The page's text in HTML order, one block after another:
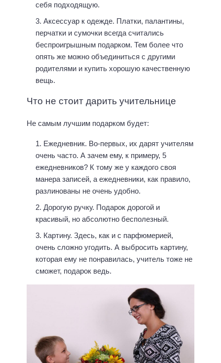
себя подходящую.
Аксессуар к одежде. Платки, палантины,
перчатки и сумочки всегда считались
беспроигрышным подарком. Тем более что
опять же можно объединиться с другими
родителями и купить хорошую качественную
вещь.
Что не стоит дарить учительнице
Не самым лучшим подарком будет:
Ежедневник. Во-первых, их дарят учителям
очень часто. А зачем ему, к примеру, 5
ежедневников? К тому же у каждого своя
манера записей, а ежедневники, как правило,
разлинованы не очень удобно.
Дорогую ручку. Подарок дорогой и
красивый, но абсолютно бесполезный.
Картину. Здесь, как и с парфюмерией,
очень сложно угодить. А выбросить картину,
которая ему не понравилась, учитель тоже не
сможет, подарок ведь.